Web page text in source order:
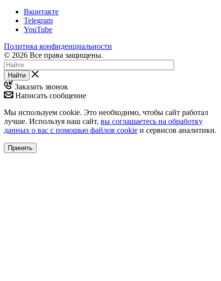
Вконтакте
Telegram
YouTube
Политика конфиденциальности
© 2026 Все права защищены.
Найти
Заказать звонок
Написать сообщение
Мы используем cookie. Это необходимо, чтобы сайт работал
лучше. Используя наш сайт, вы соглашаетесь на обработку
данных о вас с помощью файлов cookie и сервисов аналитики.
Принять